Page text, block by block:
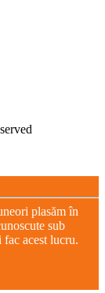
plasăm în
sub
acest lucru.